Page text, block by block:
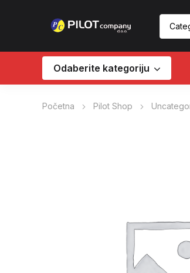
Odaberite kategoriju
Početna Pilot Shop